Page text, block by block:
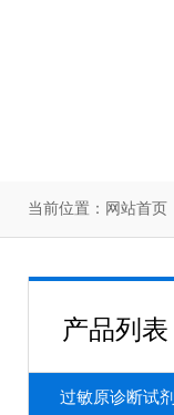
当前位置： 网站首页
产品列表
过敏原诊断试剂